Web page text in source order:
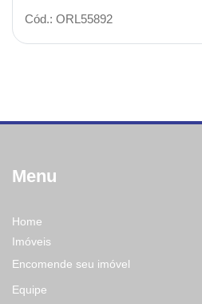
Cód.: ORL55892
Menu
Home
Imóveis
Encomende seu imóvel
Equipe